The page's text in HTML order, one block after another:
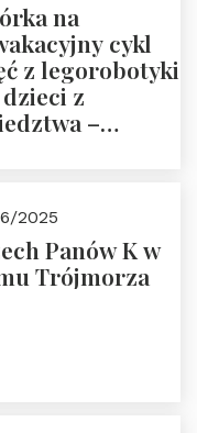
na
cykl
z legorobotyki
z
–
2025
Panów K w
Trójmorza